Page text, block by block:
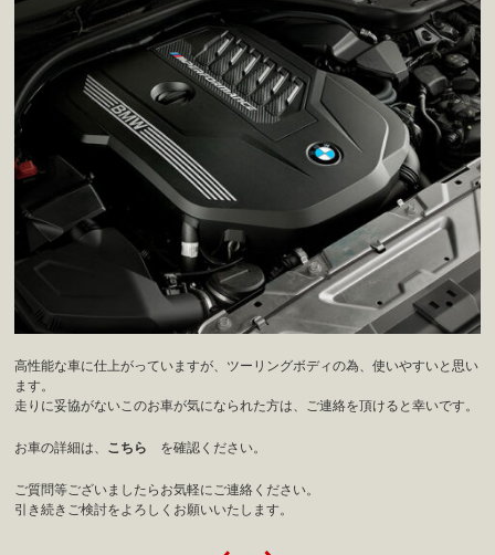
高性能な車に仕上がっていますが、ツーリングボディの為、使いやすいと思い
ます。
走りに妥協がないこのお車が気になられた方は、ご連絡を頂けると幸いです。
お車の詳細は、 こちら を確認ください。
ご質問等ございましたらお気軽にご連絡ください。
引き続きご検討をよろしくお願いいたします。